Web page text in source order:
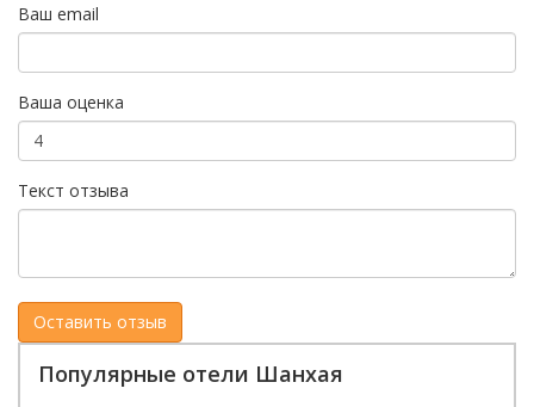
Ваш email
Ваша оценка
Текст отзыва
Популярные отели Шанхая